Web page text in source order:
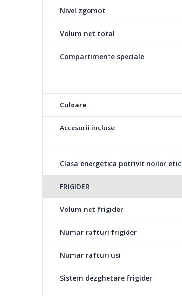
performanta.
Sistemul de racire functioneaza impecabil
reglata cu ajutorul unui termostat aflat la
greseala.
Usi reversibile
Directia in care se deschid usile frigiderului
laterale suplimentare.
Cutie legume si fructe
Un compartiment spatios, destinat
Nivel zgomot
Volum net total
Compartimente speciale
Culoare
Accesorii incluse
Clasa energetica potrivit noilor
FRIGIDER
Volum net frigider
Numar rafturi frigider
Numar rafturi usi
Sistem dezghetare frigider